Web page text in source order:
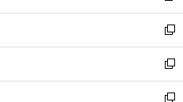
ウ
で
開
く
ン
ド
ウ
で
開
く
ウ
ィ
ン
ド
ウ
で
し
い
ウ
ィ
ン
ド
新
し
い
ウ
新
し